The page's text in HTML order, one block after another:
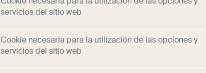
servicios del sitio web
Cookie necesaria para la utilización de las opciones y
servicios del sitio web